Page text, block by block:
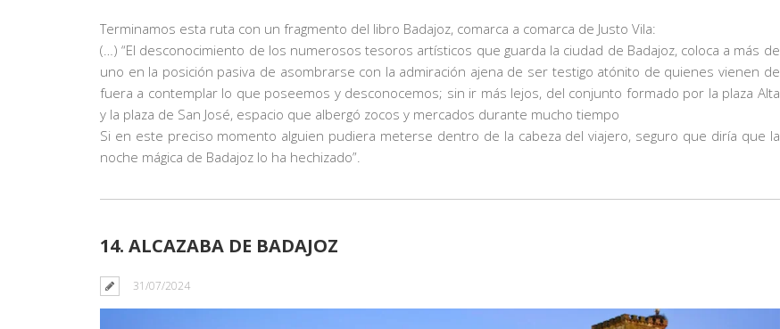
Terminamos esta ruta con un fragmento del libro Badajoz, comarca a comarca de Justo Vila:
(…) “El desconocimiento de los numerosos tesoros artísticos que guarda la ciudad de Badajoz, coloca a más de
uno en la posición pasiva de asombrarse con la admiración ajena de ser testigo atónito de quienes vienen de
fuera a contemplar lo que poseemos y desconocemos; sin ir más lejos, del conjunto formado por la plaza Alta
y la plaza de San José, espacio que albergó zocos y mercados durante mucho tiempo
Si en este preciso momento alguien pudiera meterse dentro de la cabeza del viajero, seguro que diría que la
noche mágica de Badajoz lo ha hechizado”.
14. ALCAZABA DE BADAJOZ
31/07/2024